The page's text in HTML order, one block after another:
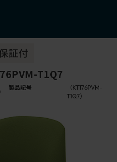
T1Q7
製品記号
（KT176PVM-
T1Q7）